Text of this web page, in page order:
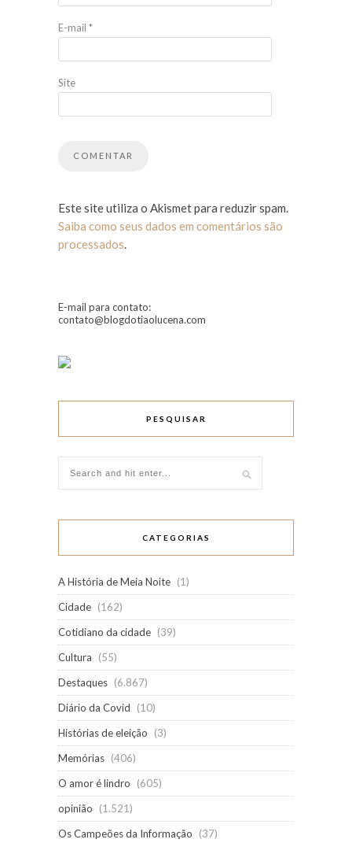
E-mail *
Site
Este site utiliza o Akismet para reduzir spam.
Saiba como seus dados em comentários são
processados.
E-mail para contato:
contato@blogdotiaolucena.com
PESQUISAR
CATEGORIAS
A História de Meia Noite (1)
Cidade (162)
Cotidiano da cidade (39)
Cultura
(55)
Destaques (6.867)
Diário da Covid
(10)
Histórias de eleição
(3)
Memórias (406)
O amor é lindro
(605)
opinião
(1.521)
Os Campeões da Informação
(37)